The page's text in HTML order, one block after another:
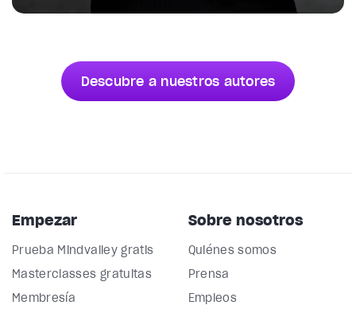
Descubre a nuestros autores
Empezar
Prueba Mindvalley gratis
Masterclasses gratuitas
Membresía
Sobre nosotros
Quiénes somos
Prensa
Empleos